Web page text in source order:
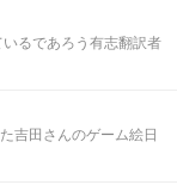
るであろう有志翻訳者
吉田さんのゲーム絵日